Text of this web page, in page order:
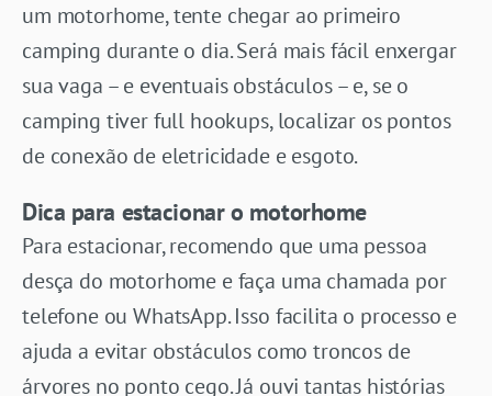
um motorhome, tente chegar ao primeiro
camping durante o dia. Será mais fácil enxergar
sua vaga – e eventuais obstáculos – e, se o
camping tiver full hookups, localizar os pontos
de conexão de eletricidade e esgoto.
Dica para estacionar o motorhome
Para estacionar, recomendo que uma pessoa
desça do motorhome e faça uma chamada por
telefone ou WhatsApp. Isso facilita o processo e
ajuda a evitar obstáculos como troncos de
árvores no ponto cego. Já ouvi tantas histórias